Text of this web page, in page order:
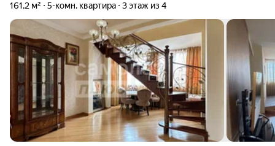
161,2 м² 5-комн. квартира 3 этаж из 4